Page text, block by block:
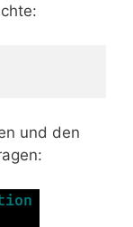
und den